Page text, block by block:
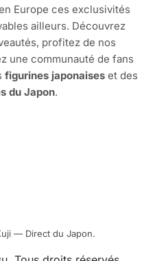
Europe ces exclusivités
ailleurs. Découvrez
profitez de nos
une communauté de fans
figurines japonaiseset des
du Japon.
— Direct du Japon.